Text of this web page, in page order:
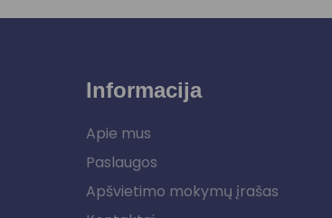
Informacija
Apie mus
Paslaugos
Apšvietimo mokymų įrašas